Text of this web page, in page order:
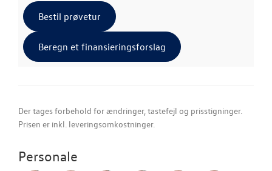
Bestil prøvetur
Beregn et finansieringsforslag
Der tages forbehold for ændringer, tastefejl og prisstigninger.
Prisen er inkl. leveringsomkostninger.
Personale